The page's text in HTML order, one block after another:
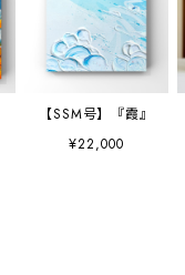
【SSM号】『霞』
¥22,000